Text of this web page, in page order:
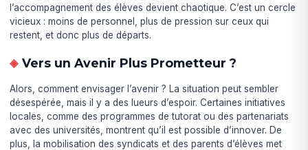
l’accompagnement des élèves devient chaotique. C’est un cercle
vicieux : moins de personnel, plus de pression sur ceux qui
restent, et donc plus de départs.
Vers un Avenir Plus Prometteur ?
Alors, comment envisager l’avenir ? La situation peut sembler
désespérée, mais il y a des lueurs d’espoir. Certaines initiatives
locales, comme des programmes de tutorat ou des partenariats
avec des universités, montrent qu’il est possible d’innover. De
plus, la mobilisation des syndicats et des parents d’élèves met